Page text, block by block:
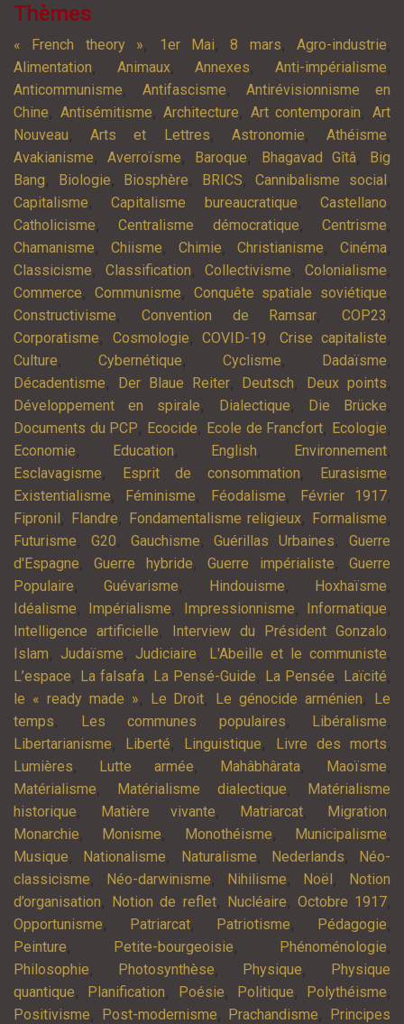
Thèmes
« French theory », 1er Mai,8 mars, Agro-industrie,
Alimentation, Animaux,Annexes,Anti-impérialisme,
Anticommunisme, Antifascisme, Antirévisionnisme en
Chine, Antisémitisme,Architecture, Art contemporain,Art
Nouveau,Arts et Lettres, Astronomie,Athéisme,
Avakianisme,Averroïsme, Baroque, Bhagavad Gîtâ,
Big
Bang, Biologie, Biosphère, BRICS,Cannibalisme social ,
Capitalisme,Capitalisme bureaucratique,Castellano,
Catholicisme,Centralisme démocratique,Centrisme,
Chamanisme, Chiisme, Chimie,Christianisme, Cinéma,
Classicisme, Classification, Collectivisme, Colonialisme,
Commerce, Communisme, Conquête spatiale soviétique,
Constructivisme, Convention de Ramsar, COP23 ,
Corporatisme, Cosmologie, COVID-19, Crise capitaliste,
Culture, Cybernétique, Cyclisme, Dadaïsme,
Décadentisme, Der Blaue Reiter, Deutsch, Deux points,
Développement en spirale, Dialectique, Die Brücke,
Documents du PCP, Ecocide, Ecole de Francfort, Ecologie,
Economie, Education, English, Environnement,
Esclavagisme, Esprit de consommation, Eurasisme,
Existentialisme, Féminisme, Féodalisme, Février 1917,
Fipronil , Flandre, Fondamentalisme religieux, Formalisme,
Futurisme, G20, Gauchisme,Guérillas Urbaines,Guerre
d'Espagne,Guerre hybride,Guerre impérialiste,Guerre
Populaire,Guévarisme, Hindouisme, Hoxhaïsme,
Idéalisme, Impérialisme, Impressionnisme, Informatique,
Intelligence artificielle, Interview du Président Gonzalo,
Islam, Judaïsme, Judiciaire, L'Abeille et le communiste,
L’espace, La falsafa, La Pensé-Guide, La Pensée, Laïcité,
le « ready made », Le Droit, Le génocide arménien,
Le
temps, Les communes populaires, Libéralisme,
Libertarianisme, Liberté, Linguistique, Livre des morts,
Lumières, Lutte armée, Mahâbhârata, Maoïsme,
Matérialisme, Matérialisme dialectique,
Matérialisme
historique, Matière vivante, Matriarcat, Migration,
Monarchie, Monisme, Monothéisme, Municipalisme,
Musique, Nationalisme, Naturalisme, Nederlands,
Néo-
classicisme, Néo-darwinisme, Nihilisme, Noël ,
Notion
d’organisation, Notion de reflet, Nucléaire, Octobre 1917,
Opportunisme, Patriarcat, Patriotisme, Pédagogie,
Peinture, Petite-bourgeoisie, Phénoménologie,
Philosophie, Photosynthèse, Physique,
Physique
quantique, Planification, Poésie, Politique, Polythéisme,
Positivisme, Post-modernisme, Prachandisme, Principes